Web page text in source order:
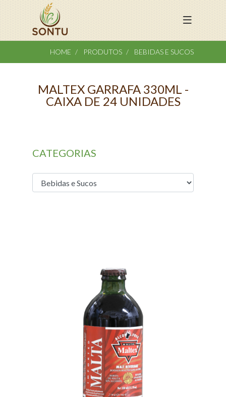
HOME PRODUTOS BEBIDAS E SUCOS
MALTEX GARRAFA 330ML -
CAIXA DE 24 UNIDADES
CATEGORIAS